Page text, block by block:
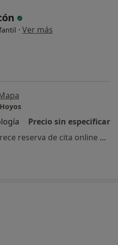
· Ver más
Precio sin especificar
Este especialista no ofrece reserva de cita online en esta dirección.